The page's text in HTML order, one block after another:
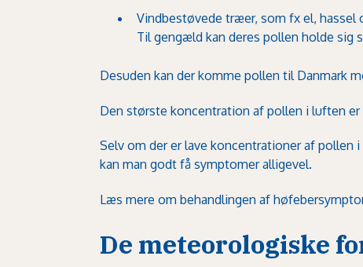
Vindbestøvede træer, som fxel,hassel
Til gengæld kan deres pollen holde sig
Desuden kan der komme pollen til Danmark
Den største koncentration af pollen i luften
Selv om der er lave koncentrationer af pollen
kan man godt få symptomer alligevel.
Læs mere om behandlingen af
De meteorologiske